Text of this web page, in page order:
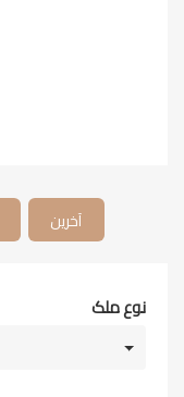
آخرین
نوع ملک